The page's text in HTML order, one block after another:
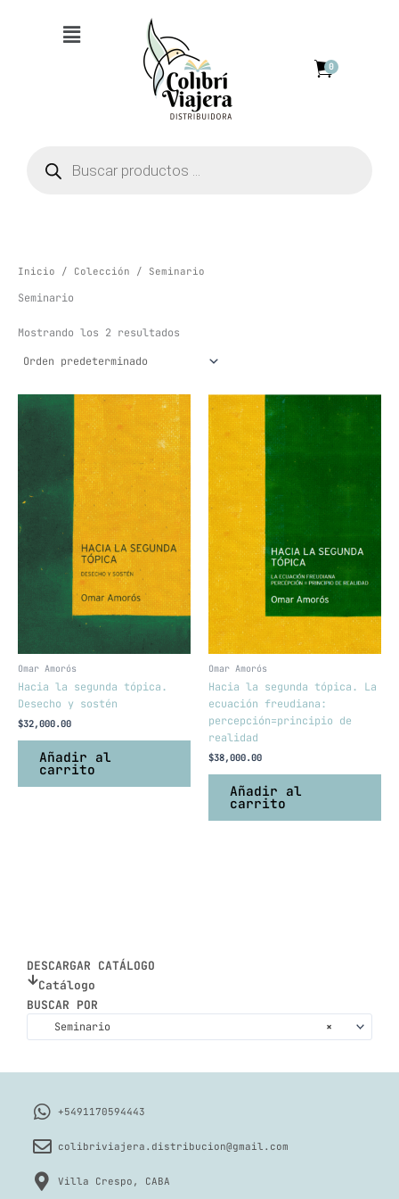
Menú
0
productos
DESCARGAR CATÁLOGO
Catálogo
BUSCAR POR
×
Seminario
Inicio / Colección / Seminario
Seminario
Mostrando los 2 resultados
Omar Amorós
Hacia la segunda tópica.
Desecho y sostén
$32,000.00
Añadir al
carrito
Omar Amorós
Hacia la segunda tópica. La
ecuación freudiana:
percepción=principio de
realidad
$38,000.00
Añadir al
carrito
+5491170594443
colibriviajera.distribucion@gmail.com
Villa Crespo, CABA